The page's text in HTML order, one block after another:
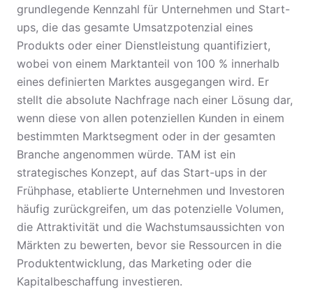
grundlegende Kennzahl für Unternehmen und Start-
ups, die das gesamte Umsatzpotenzial eines
Produkts oder einer Dienstleistung quantifiziert,
wobei von einem Marktanteil von 100 % innerhalb
eines definierten Marktes ausgegangen wird. Er
stellt die absolute Nachfrage nach einer Lösung dar,
wenn diese von allen potenziellen Kunden in einem
bestimmten Marktsegment oder in der gesamten
Branche angenommen würde. TAM ist ein
strategisches Konzept, auf das Start-ups in der
Frühphase, etablierte Unternehmen und Investoren
häufig zurückgreifen, um das potenzielle Volumen,
die Attraktivität und die Wachstumsaussichten von
Märkten zu bewerten, bevor sie Ressourcen in die
Produktentwicklung, das Marketing oder die
Kapitalbeschaffung investieren.